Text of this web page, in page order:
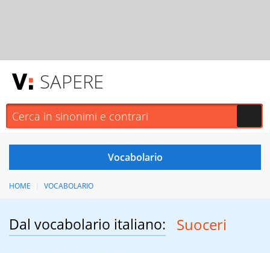
SAPERE
HOME VOCABOLARIO
Dal vocabolario italiano: Suoceri